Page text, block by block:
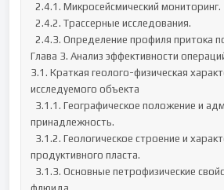
  2.4.1. Микросейсмический мониторинг.
  2.4.2. Трассерные исследования.
  2.4.3. Определение профиля притока после ГРП.
Глава 3. Анализ эффективности
3.1. Краткая геолого-физическая
исследуемого объекта
принадлежность.
продуктивного пласта.